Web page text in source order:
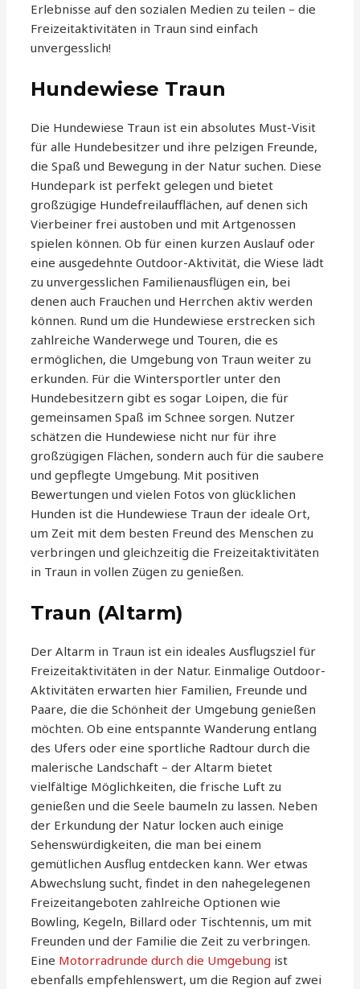
Erlebnisse auf den sozialen Medien zu teilen – die
Freizeitaktivitäten in Traun sind einfach
unvergesslich!
Hundewiese Traun
Die Hundewiese Traun ist ein absolutes Must-Visit
für alle Hundebesitzer und ihre pelzigen Freunde,
die Spaß und Bewegung in der Natur suchen. Diese
Hundepark ist perfekt gelegen und bietet
großzügige Hundefreilaufflächen, auf denen sich
Vierbeiner frei austoben und mit Artgenossen
spielen können. Ob für einen kurzen Auslauf oder
eine ausgedehnte Outdoor-Aktivität, die Wiese lädt
zu unvergesslichen Familienausflügen ein, bei
denen auch Frauchen und Herrchen aktiv werden
können. Rund um die Hundewiese erstrecken sich
zahlreiche Wanderwege und Touren, die es
ermöglichen, die Umgebung von Traun weiter zu
erkunden. Für die Wintersportler unter den
Hundebesitzern gibt es sogar Loipen, die für
gemeinsamen Spaß im Schnee sorgen. Nutzer
schätzen die Hundewiese nicht nur für ihre
großzügigen Flächen, sondern auch für die saubere
und gepflegte Umgebung. Mit positiven
Bewertungen und vielen Fotos von glücklichen
Hunden ist die Hundewiese Traun der ideale Ort,
um Zeit mit dem besten Freund des Menschen zu
verbringen und gleichzeitig die Freizeitaktivitäten
in Traun in vollen Zügen zu genießen.
Traun (Altarm)
Der Altarm in Traun ist ein ideales Ausflugsziel für
Freizeitaktivitäten in der Natur. Einmalige Outdoor-
Aktivitäten erwarten hier Familien, Freunde und
Paare, die die Schönheit der Umgebung genießen
möchten. Ob eine entspannte Wanderung entlang
des Ufers oder eine sportliche Radtour durch die
malerische Landschaft – der Altarm bietet
vielfältige Möglichkeiten, die frische Luft zu
genießen und die Seele baumeln zu lassen. Neben
der Erkundung der Natur locken auch einige
Sehenswürdigkeiten, die man bei einem
gemütlichen Ausflug entdecken kann. Wer etwas
Abwechslung sucht, findet in den nahegelegenen
Freizeitangeboten zahlreiche Optionen wie
Bowling, Kegeln, Billard oder Tischtennis, um mit
Freunden und der Familie die Zeit zu verbringen.
Eine Motorradrunde durch die Umgebung ist
ebenfalls empfehlenswert, um die Region auf zwei